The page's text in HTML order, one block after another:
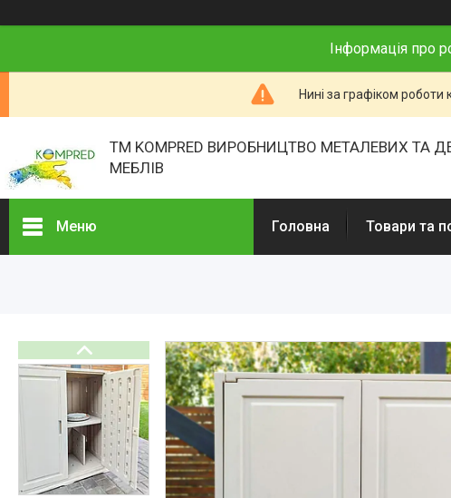
Інформація про
Нині за графіком
ТМ KOMPRED ВИРОБНИЦТВО МЕТАЛЕВИХ ТА
МЕБЛІВ
Меню
Презентації
Реєстраційні документи
Головна Товари та